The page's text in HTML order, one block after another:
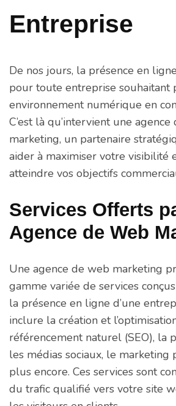
Entreprise
De nos jours, la présence en
pour toute entreprise souhaitant
environnement numérique en
C’est là qu’intervient une
marketing, un partenaire
aider à maximiser votre visibilité
atteindre vos objectifs
Services Offerts
Agence de Web
Une agence de web marketing
gamme variée de services
la présence en ligne d’une
inclure la création et
référencement naturel (SEO), la
les médias sociaux, le
plus encore. Ces services sont
du trafic qualifié vers votre site